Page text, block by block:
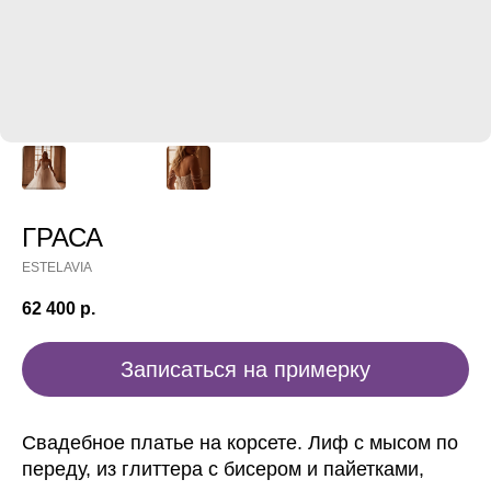
ГРАСА
ESTELAVIA
62 400 р.
Записаться на примерку
Свадебное платье на корсете. Лиф с мысом по
переду, из глиттера с бисером и пайетками,